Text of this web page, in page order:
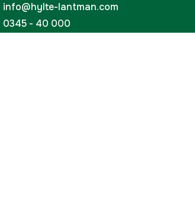
info@hylte-lantman.com
0345 - 40 000